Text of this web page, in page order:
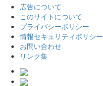
広告について
このサイトについて
プライバシーポリシー
情報セキュリティポリシー
お問い合わせ
リンク集